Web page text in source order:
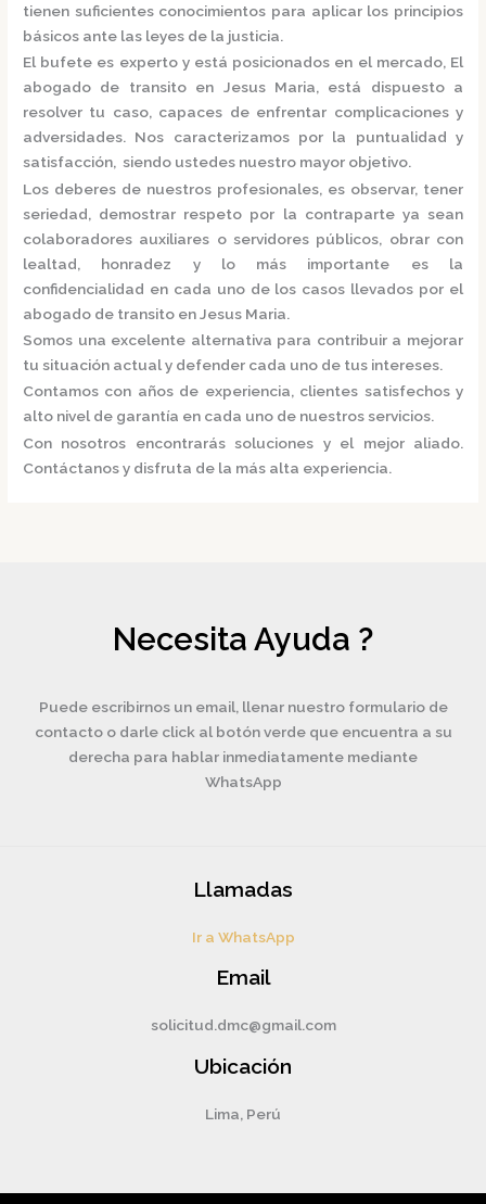
tienen suficientes conocimientos para aplicar los principios
básicos ante las leyes de la justicia.
El bufete es experto y está posicionados en el mercado, El
abogado de transito en Jesus Maria, está dispuesto a
resolver tu caso, capaces de enfrentar complicaciones y
adversidades. Nos caracterizamos por la puntualidad y
satisfacción, siendo ustedes nuestro mayor objetivo.
Los deberes de nuestros profesionales, es observar, tener
seriedad, demostrar respeto por la contraparte ya sean
colaboradores auxiliares o servidores públicos, obrar con
lealtad, honradez y lo más importante es la
confidencialidad en cada uno de los casos llevados por el
abogado de transito en Jesus Maria.
Somos una excelente alternativa para contribuir a mejorar
tu situación actual y defender cada uno de tus intereses.
Contamos con años de experiencia, clientes satisfechos y
alto nivel de garantía en cada uno de nuestros servicios.
Con nosotros encontrarás soluciones y el mejor aliado.
Contáctanos y disfruta de la más alta experiencia.
Necesita Ayuda ?
Puede escribirnos un email, llenar nuestro formulario de
contacto o darle click al botón verde que encuentra a su
derecha para hablar inmediatamente mediante
WhatsApp
Llamadas
Ir a WhatsApp
Email
solicitud.dmc@gmail.com
Ubicación
Lima, Perú